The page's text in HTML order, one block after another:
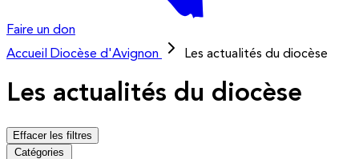
Faire un don
Accueil
Diocèse d'Avignon Les actualités du diocèse
Les actualités du diocèse
Effacer les filtres
Catégories